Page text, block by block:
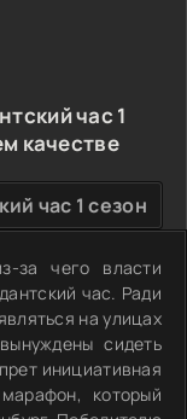
час 1
качестве
час 1 сезон
за чего власти
час. Ради
на улицах
сидеть
инициативная
который